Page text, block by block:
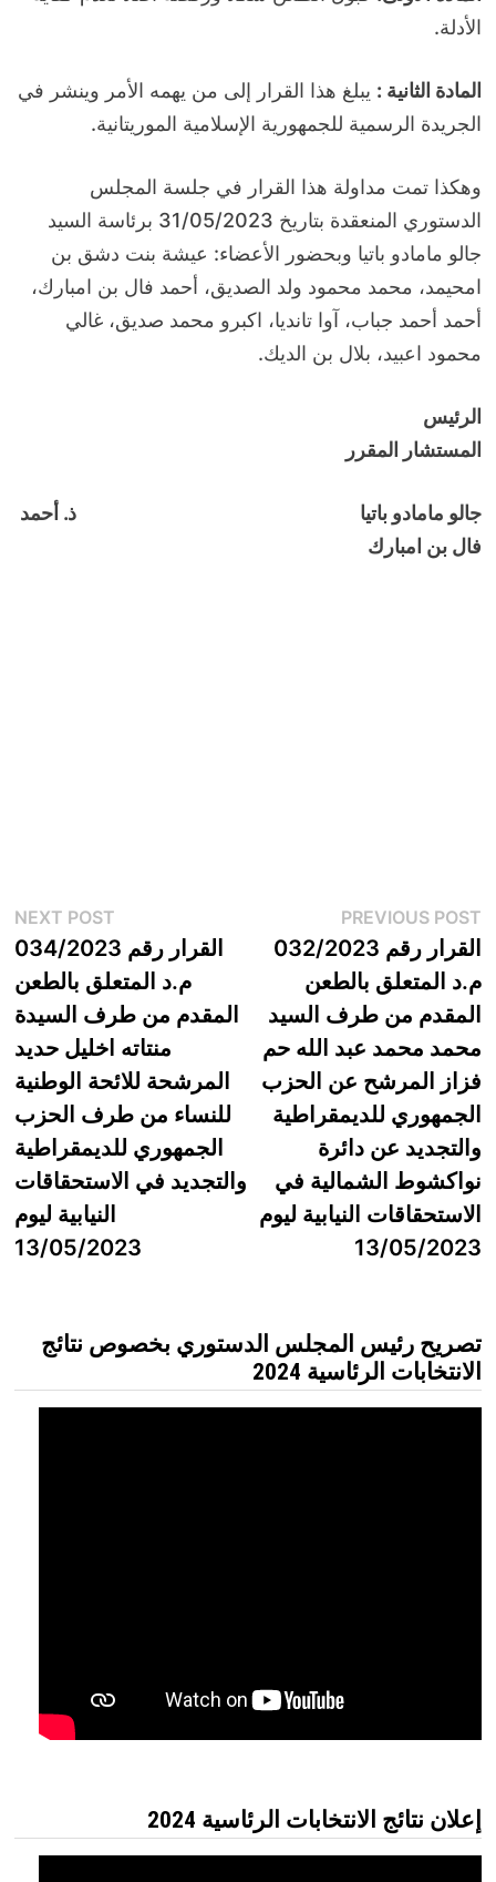
الأدلة.
المادة الثانية : يبلغ هذا القرار إلى من يهمه الأمر وينشر في
الجريدة الرسمية للجمهورية الإسلامية الموريتانية.
وهكذا تمت مداولة هذا القرار في جلسة المجلس
الدستوري المنعقدة بتاريخ 31/05/2023 برئاسة السيد
جالو مامادو باتيا وبحضور الأعضاء: عيشة بنت دشق بن
امحيمد، محمد محمود ولد الصديق، أحمد فال بن امبارك،
أحمد أحمد جباب، آوا تانديا، اكبرو محمد صديق، غالي
محمود اعبيد، بلال بن الديك.
الرئيس
المستشار المقرر
جالو مامادو باتيا ذ. أحمد
فال بن امبارك
تصفّح
المقالات
PREVIOUS POST
post:
القرار رقم 032/2023
م.د المتعلق بالطعن
المقدم من طرف السيد
محمد محمد عبد الله حم
فزاز المرشح عن الحزب
الجمهوري للديمقراطية
والتجديد عن دائرة
نواكشوط الشمالية في
الاستحقاقات النيابية ليوم
13/05/2023
NEXT POST
القرار رقم 034/2023
م.د المتعلق بالطعن
المقدم من طرف السيدة
منتاته اخليل حديد
المرشحة للائحة الوطنية
للنساء من طرف الحزب
الجمهوري للديمقراطية
والتجديد في الاستحقاقات
النيابية ليوم
13/05/2023
تصريح رئيس المجلس الدستوري بخصوص نتائج
الانتخابات الرئاسية 2024
إعلان نتائج الانتخابات الرئاسية 2024